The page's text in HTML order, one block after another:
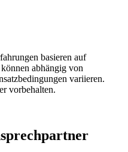
basieren auf
abhängig von
variieren.
vorbehalten.